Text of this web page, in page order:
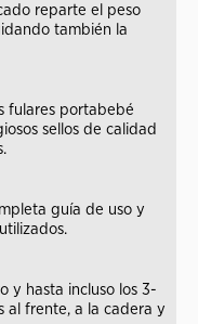
reparte el peso
también la
fulares portabebé
sellos de calidad
guía de uso y
y hasta incluso los 3-
al frente, a la cadera y